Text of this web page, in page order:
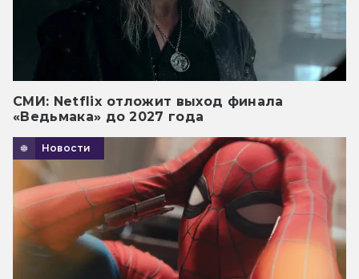
СМИ: Netflix отложит выход финала
«Ведьмака» до 2027 года
Новости